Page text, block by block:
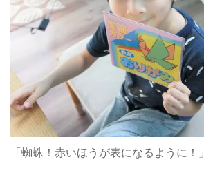
「蜘蛛！赤いほうが表になるように！」